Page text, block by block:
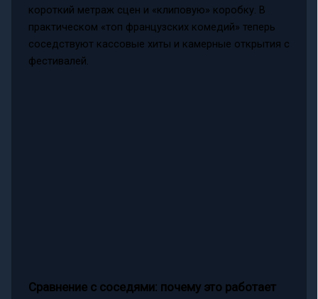
короткий метраж сцен и «клиповую» коробку. В
практическом «топ французских комедий» теперь
соседствуют кассовые хиты и камерные открытия с
фестивалей.
Сравнение с соседями: почему это работает